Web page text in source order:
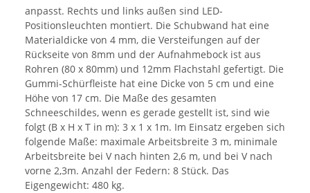
anpasst. Rechts und links außen sind LED-
Positionsleuchten montiert. Die Schubwand hat eine
Materialdicke von 4 mm, die Versteifungen auf der
Rückseite von 8mm und der Aufnahmebock ist aus
Rohren (80 x 80mm) und 12mm Flachstahl gefertigt. Die
Gummi-Schürfleiste hat eine Dicke von 5 cm und eine
Höhe von 17 cm. Die Maße des gesamten
Schneeschildes, wenn es gerade gestellt ist, sind wie
folgt (B x H x T in m): 3 x 1 x 1m. Im Einsatz ergeben sich
folgende Maße: maximale Arbeitsbreite 3 m, minimale
Arbeitsbreite bei V nach hinten 2,6 m, und bei V nach
vorne 2,3m. Anzahl der Federn: 8 Stück. Das
Eigengewicht: 480 kg.